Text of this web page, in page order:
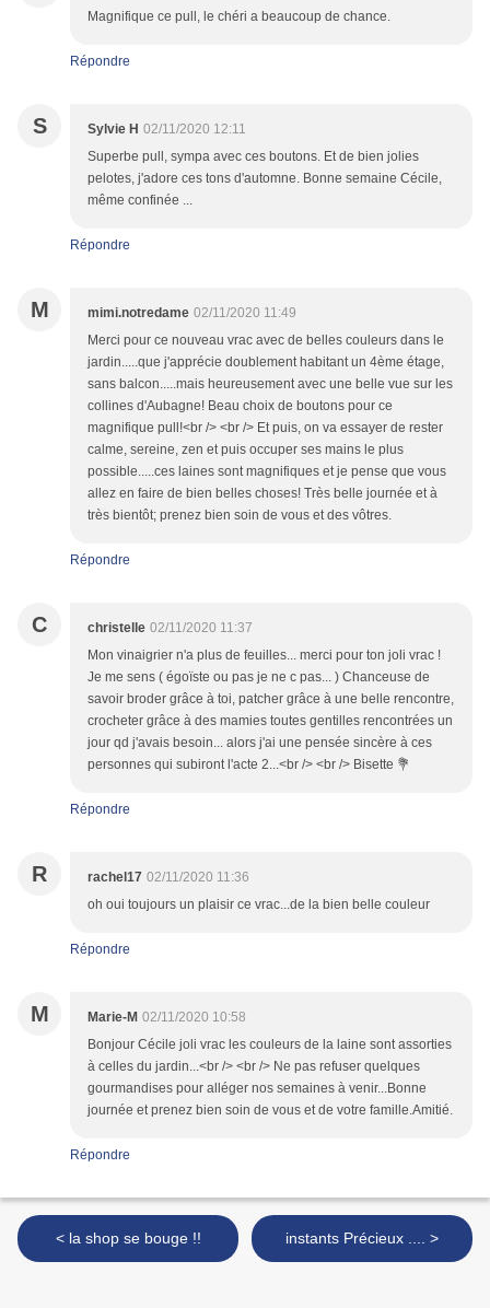
Magnifique ce pull, le chéri a beaucoup de chance.
Répondre
S Sylvie H 02/11/2020 12:11
Superbe pull, sympa avec ces boutons. Et de bien jolies
pelotes, j'adore ces tons d'automne. Bonne semaine Cécile,
même confinée ...
Répondre
M mimi.notredame 02/11/2020 11:49
Merci pour ce nouveau vrac avec de belles couleurs dans le
jardin.....que j'apprécie doublement habitant un 4ème étage,
sans balcon.....mais heureusement avec une belle vue sur les
collines d'Aubagne! Beau choix de boutons pour ce
magnifique pull!<br /> <br /> Et puis, on va essayer de rester
calme, sereine, zen et puis occuper ses mains le plus
possible.....ces laines sont magnifiques et je pense que vous
allez en faire de bien belles choses! Très belle journée et à
très bientôt; prenez bien soin de vous et des vôtres.
Répondre
C christelle 02/11/2020 11:37
Mon vinaigrier n'a plus de feuilles... merci pour ton joli vrac !
Je me sens ( égoïste ou pas je ne c pas... ) Chanceuse de
savoir broder grâce à toi, patcher grâce à une belle rencontre,
crocheter grâce à des mamies toutes gentilles rencontrées un
jour qd j'avais besoin... alors j'ai une pensée sincère à ces
personnes qui subiront l'acte 2...<br /> <br /> Bisette 💐
Répondre
R rachel17 02/11/2020 11:36
oh oui toujours un plaisir ce vrac...de la bien belle couleur
Répondre
M Marie-M 02/11/2020 10:58
Bonjour Cécile joli vrac les couleurs de la laine sont assorties
à celles du jardin...<br /> <br /> Ne pas refuser quelques
gourmandises pour alléger nos semaines à venir...Bonne
journée et prenez bien soin de vous et de votre famille.Amitié.
Répondre
< la shop se bouge !! instants Précieux .... >